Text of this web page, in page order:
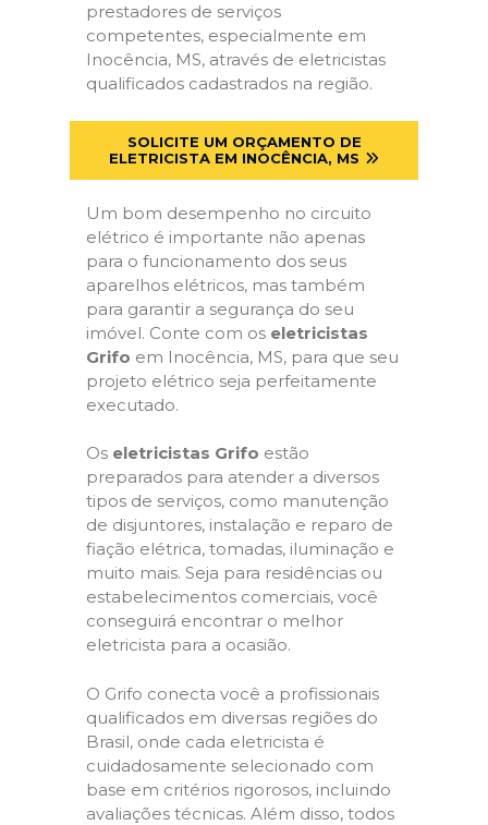
prestadores de serviços
competentes, especialmente em
Inocência, MS, através de eletricistas
qualificados cadastrados na região.
SOLICITE UM ORÇAMENTO DE
ELETRICISTA EM INOCÊNCIA, MS
Um bom desempenho no circuito
elétrico é importante não apenas
para o funcionamento dos seus
aparelhos elétricos, mas também
para garantir a segurança do seu
imóvel. Conte com os eletricistas
Grifo em Inocência, MS, para que seu
projeto elétrico seja perfeitamente
executado.
Os eletricistas Grifo estão
preparados para atender a diversos
tipos de serviços, como manutenção
de disjuntores, instalação e reparo de
fiação elétrica, tomadas, iluminação e
muito mais. Seja para residências ou
estabelecimentos comerciais, você
conseguirá encontrar o melhor
eletricista para a ocasião.
O Grifo conecta você a profissionais
qualificados em diversas regiões do
Brasil, onde cada eletricista é
cuidadosamente selecionado com
base em critérios rigorosos, incluindo
avaliações técnicas. Além disso, todos